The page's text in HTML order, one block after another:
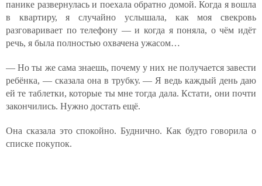
панике развернулась и поехала обратно домой. Когда я вошла
в квартиру, я случайно услышала, как моя свекровь
разговаривает по телефону — и когда я поняла, о чём идёт
речь, я была полностью охвачена ужасом…
— Но ты же сама знаешь, почему у них не получается завести
ребёнка, — сказала она в трубку. — Я ведь каждый день даю
ей те таблетки, которые ты мне тогда дала. Кстати, они почти
закончились. Нужно достать ещё.
Она сказала это спокойно. Буднично. Как будто говорила о
списке покупок.